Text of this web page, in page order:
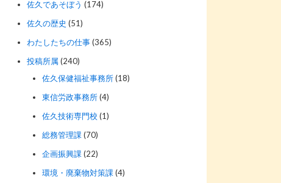
佐久であそぼう (174)
佐久の歴史 (51)
わたしたちの仕事(365)
投稿所属(240)
佐久保健福祉事務所(18)
東信労政事務所(4)
佐久技術専門校 (1)
総務管理課 (70)
企画振興課 (22)
環境・廃棄物対策課 (4)